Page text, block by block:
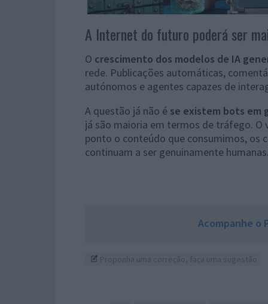
A Internet do futuro poderá ser
O crescimento dos modelos de IA
rede. Publicações automáticas,
autónomos e agentes capazes de
A questão já não é se existem bots em
já são maioria em termos de tráfego. O
ponto o conteúdo que consumimos, os
continuam a ser genuinamente humanas.
Acompanhe o